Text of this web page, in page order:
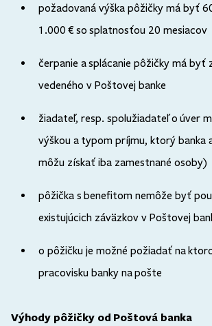
požadovaná výška pôžičky má byť
1.000 € so splatnosťou 20 mesiacov
čerpanie a splácanie pôžičky má byť
vedeného v Poštovej banke
žiadateľ, resp. spolužiadateľ o úver
výškou a typom príjmu, ktorý banka
môžu získať iba zamestnané osoby)
pôžička s benefitom nemôže byť
existujúcich záväzkov v Poštovej
o pôžičku je možné požiadať na
pracovisku banky na pošte
Výhody pôžičky od Poštová banka